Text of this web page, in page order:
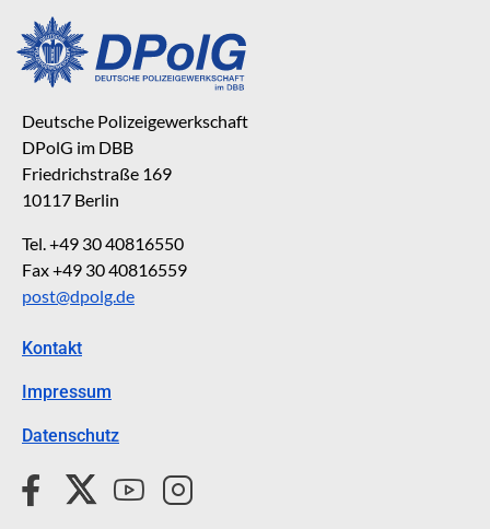
Deutsche Polizeigewerkschaft
DPolG im DBB
Friedrichstraße 169
10117 Berlin
Tel. +49 30 40816550
Fax +49 30 40816559
post@dpolg.de
Kontakt
Impressum
Datenschutz